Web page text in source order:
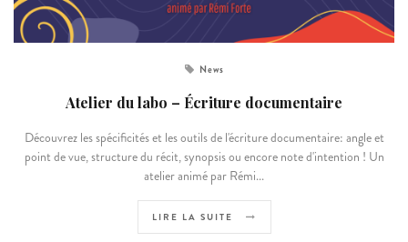
News
Atelier du labo – Écriture documentaire
Découvrez les spécificités et les outils de l'écriture documentaire: angle et
point de vue, structure du récit, synopsis ou encore note d'intention ! Un
atelier animé par Rémi...
LIRE LA SUITE